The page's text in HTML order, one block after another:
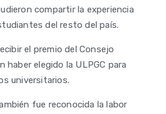
compartir la experiencia
del resto del país.
el premio del Consejo
haber elegido la ULPGC para
universitarios.
fue reconocida la labor